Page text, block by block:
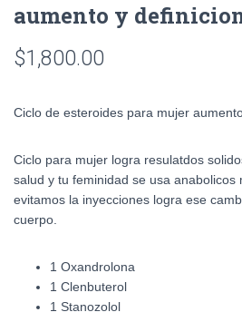
aumento y
$1,800.00
Ciclo de esteroides para mujer
Ciclo para mujer logra resulatdos
salud y tu feminidad se usa
evitamos la inyecciones logra ese
cuerpo.
1 Oxandrolona
1 Clenbuterol
1 Stanozolol